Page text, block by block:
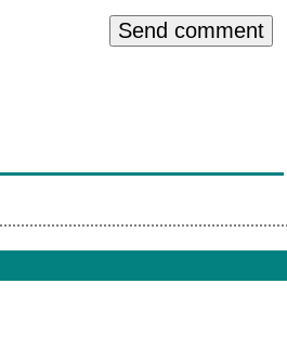
Send comment